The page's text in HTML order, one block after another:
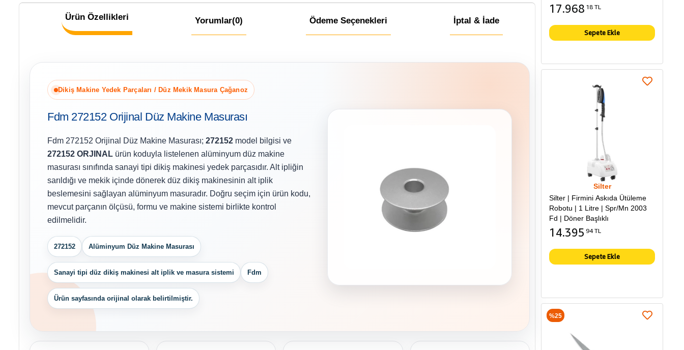
Ürün Özellikleri Yorumlar(0) Ödeme Seçenekleri İptal & İade
Dikiş Makine Yedek Parçaları / Düz Mekik Masura Çağanoz
Fdm 272152 Orijinal Düz Makine Masurası
Fdm 272152 Orijinal Düz Makine Masurası; 272152 model bilgisi ve
272152 ORJINAL ürün koduyla listelenen alüminyum düz makine
masurası sınıfında sanayi tipi dikiş makinesi yedek parçasıdır. Alt ipliğin
sarıldığı ve mekik içinde dönerek düz dikiş makinesinin alt iplik
beslemesini sağlayan alüminyum masuradır. Doğru seçim için ürün kodu,
mevcut parçanın ölçüsü, formu ve makine sistemi birlikte kontrol
edilmelidir.
272152 Alüminyum Düz Makine Masurası
Sanayi tipi düz dikiş makinesi alt iplik ve masura sistemi Fdm
Ürün sayfasında orijinal olarak belirtilmiştir.
Makinesi
17.968 18 TL
Sepete Ekle
Silter
Silter | Firmini Askıda Ütüleme
Robotu | 1 Litre | Spr/Mn 2003
Fd | Döner Başlıklı
14.395 94 TL
Sepete Ekle
%25